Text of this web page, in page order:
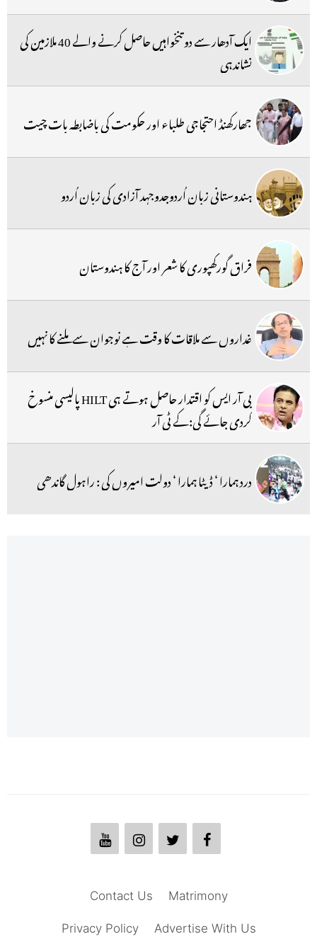
ایک آدھار سے دو تنخواہیں حاصل کرنے والے 40 ملازمین کی
نشاندہی
جھارکھنڈ احتجاجی طلباء اور حکومت کی باضابطہ بات چیت
ہندوستانی زبان اُردوجدوجہد آزادی کی زبان اُردو
فراق گورکھپوری کا شعر اور آج کا ہندوستان
غداروں سے ملاقات کا وقت ہے نوجوان سے ملنے کا نہیں
بی آر ایس کو اقتدار حاصل ہوتے ہی HILT پالیسی منسوخ
کردی جائے گی:کے ٹی آر
درد ہمارا ‘ ڈیٹا ہمارا ‘ دولت امیروں کی : راہول گاندھی
Matrimony
Contact Us
Advertise With Us
Privacy Policy